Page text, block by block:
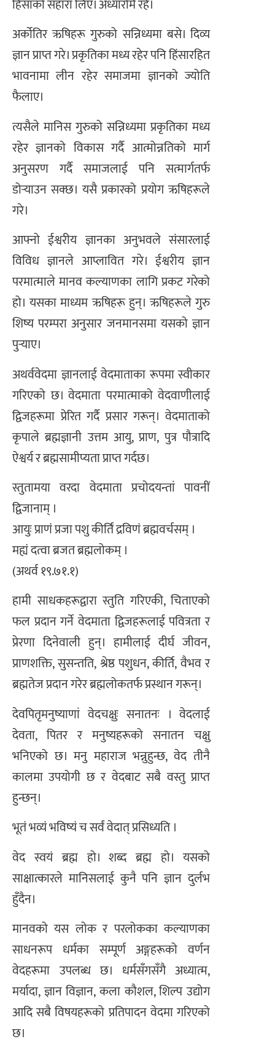
हिंसाको सहारा लिए। अँध्यारोमै रहे।
अर्कोतिर ऋषिहरू गुरुको सन्निध्यमा बसे। दिव्य
ज्ञान प्राप्त गरे। प्रकृतिका मध्य रहेर पनि हिंसारहित
भावनामा लीन रहेर समाजमा ज्ञानको ज्योति
फैलाए।
त्यसैले मानिस गुरुको सन्निध्यमा प्रकृतिका मध्य
रहेर ज्ञानको विकास गर्दै आत्मोन्नतिको मार्ग
अनुसरण गर्दै समाजलाई पनि सत्मार्गतर्फ
डोर्‍याउन सक्छ। यसै प्रकारको प्रयोग ऋषिहरूले
गरे।
आफ्नो ईश्वरीय ज्ञानका अनुभवले संसारलाई
विविध ज्ञानले आप्लावित गरे। ईश्वरीय ज्ञान
परमात्माले मानव कल्याणका लागि प्रकट गरेको
हो। यसका माध्यम ऋषिहरू हुन्। ऋषिहरूले गुरु
शिष्य परम्परा अनुसार जनमानसमा यसको ज्ञान
पुर्‍याए।
अथर्ववेदमा ज्ञानलाई वेदमाताका रूपमा स्वीकार
गरिएको छ। वेदमाता परमात्माको वेदवाणीलाई
द्विजहरूमा प्रेरित गर्दै प्रसार गरून्। वेदमाताको
कृपाले ब्रह्मज्ञानी उत्तम आयु, प्राण, पुत्र पौत्रादि
ऐश्वर्य र ब्रह्मसामीप्यता प्राप्त गर्दछ।
स्तुतामया वरदा वेदमाता प्रचोदयन्तां पावनीं
द्विजानाम् ।
आयुः प्राणं प्रजा पशु कीर्तिं द्रविणं ब्रह्मवर्चसम् ।
मह्यं दत्वा ब्रजत ब्रह्मलोकम् ।
(अथर्व १९.७१.१)
हामी साधकहरूद्वारा स्तुति गरिएकी, चिताएको
फल प्रदान गर्ने वेदमाता द्विजहरूलाई पवित्रता र
प्रेरणा दिनेवाली हुन्। हामीलाई दीर्घ जीवन,
प्राणशक्ति, सुसन्तति, श्रेष्ठ पशुधन, कीर्ति, वैभव र
ब्रह्मतेज प्रदान गरेर ब्रह्मलोकतर्फ प्रस्थान गरून्।
देवपितृमनुष्याणां वेदचक्षुः सनातनः । वेदलाई
देवता, पितर र मनुष्यहरूको सनातन चक्षु
भनिएको छ। मनु महाराज भन्नुहुन्छ, वेद तीनै
कालमा उपयोगी छ र वेदबाट सबै वस्तु प्राप्त
हुन्छन्।
भूतं भव्यं भविष्यं च सर्वं वेदात् प्रसिध्यति ।
वेद स्वयं ब्रह्म हो। शब्द ब्रह्म हो। यसको
साक्षात्कारले मानिसलाई कुनै पनि ज्ञान दुर्लभ
हुँदैन।
मानवको यस लोक र परलोकका कल्याणका
साधनरूप धर्मका सम्पूर्ण अङ्गहरूको वर्णन
वेदहरूमा उपलब्ध छ। धर्मसँगसँगै अध्यात्म,
मर्यादा, ज्ञान विज्ञान, कला कौशल, शिल्प उद्योग
आदि सबै विषयहरूको प्रतिपादन वेदमा गरिएको
छ।